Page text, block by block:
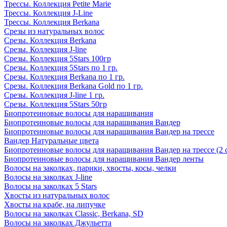
Трессы. Коллекция Petite Marie
Трессы. Коллекция J-Line
Трессы. Коллекция Berkana
Срезы из натуральных волос
Срезы. Коллекция Berkana
Срезы. Коллекция J-line
Срезы. Коллекция 5Stars 100гр
Срезы. Коллекция 5Stars по 1 гр.
Срезы. Коллекция Berkana по 1 гр.
Срезы. Коллекция Berkana Gold по 1 гр.
Срезы. Коллекция J-line 1 гр.
Срезы. Коллекция 5Stars 50гр
Биопротеиновые волосы для наращивания
Биопротеиновые волосы для наращивания Вандер
Биопротеиновые волосы для наращивания Вандер на трессе
Вандер Натуральные цвета
Биопротеиновые волосы для наращивания Вандер на трессе (2
Биопротеиновые волосы для наращивания Вандер ленты
Волосы на заколках, парики, хвосты, косы, челки
Волосы на заколках J-line
Волосы на заколках 5 Stars
Хвосты из натуральных волос
Хвосты на крабе, на липучке
Волосы на заколках Classic, Berkana, SD
Волосы на заколках Джульетта